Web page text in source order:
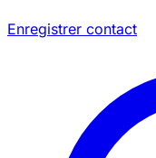
Enregistrer contact